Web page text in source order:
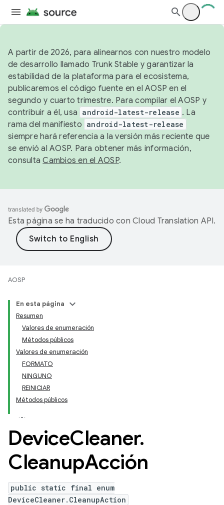
A partir de 2026, para alinearnos con nuestro modelo
de desarrollo llamado Trunk Stable y garantizar la
estabilidad de la plataforma para el ecosistema,
publicaremos el código fuente en el AOSP en el
segundo y cuarto trimestre. Para compilar el AOSP y
contribuir a él, usa android-latest-release . La
rama del manifiesto android-latest-release
siempre hará referencia a la versión más reciente que
se envió al AOSP. Para obtener más información,
consultaCambios en el AOSP.
Esta página se ha traducido con Cloud Translation API.
AOSP
En esta página
Resumen
Valores de enumeración
Métodos públicos
Valores de enumeración
FORMATO
NINGUNO
REINICIAR
Métodos públicos
DeviceCleaner.
CleanupAcción
public static final enum
DeviceCleaner.CleanupAction